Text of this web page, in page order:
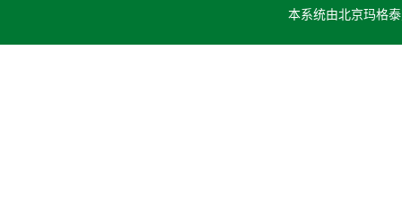
本系统由北京玛格